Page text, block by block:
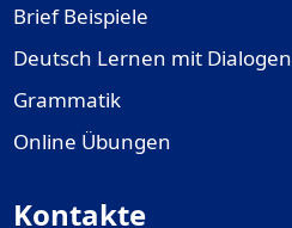
Brief Beispiele
Deutsch Lernen mit Dialogen
Grammatik
Online Übungen
Kontakte